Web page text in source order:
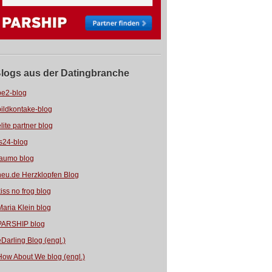
aus der Datingbranche
blog
blog
partner blog
blog
blog
Herzklopfen Blog
no frog blog
Klein blog
blog
Blog (engl.)
About We blog (engl.)